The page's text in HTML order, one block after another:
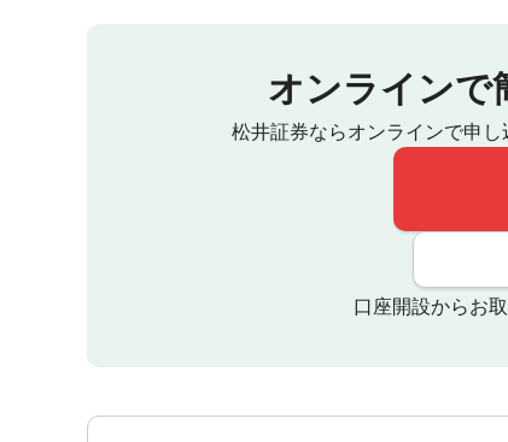
オンラインで
松井証券ならオンラインで申し
口座開設からお